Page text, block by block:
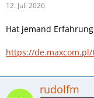
12. Juli 2026
Hat jemand
https://
rudolfm